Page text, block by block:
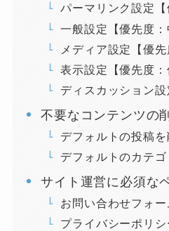
パーマリンク設定【
一般設定【優先度：
メディア設定【優先
表示設定【優先度：
ディスカッション設
不要なコンテンツの
デフォルトの投稿を
デフォルトのカテ
サイト運営に必須な
お問い合わせフォー
プライバシーポリ